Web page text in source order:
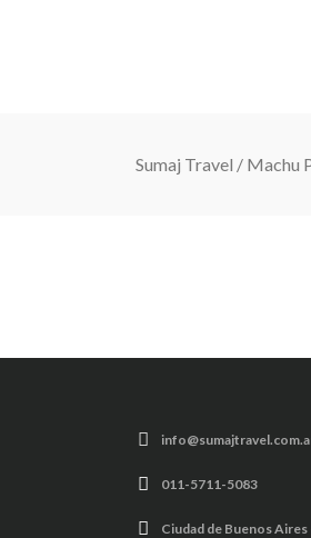
Sumaj Travel / Machu
011-5711-5083
Ciudad de Buenos